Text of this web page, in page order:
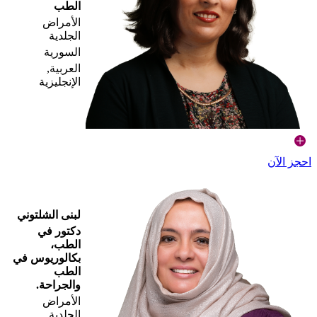
الطب
الأمراض
الجلدية
السورية
العربية,
الإنجليزية
احجز الآن
لبنى الشلتوني
دكتور في
الطب،
بكالوريوس في
الطب
والجراحة.
الأمراض